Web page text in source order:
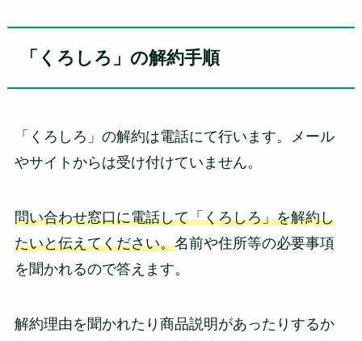
「くろしろ」の解約手順
「くろしろ」の解約は電話にて行います。メール
やサイトからは受け付けていません。
問い合わせ窓口に電話して「くろしろ」を解約し
たいと伝えてください。名前や住所等の必要事項
を聞かれるので答えます。
解約理由を聞かれたり商品説明があったりするか